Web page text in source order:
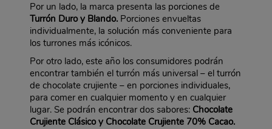
Por un lado, la marca presenta las porciones de
Turrón Duro y Blando. Porciones envueltas
individualmente, la solución más conveniente para
los turrones más icónicos.
Por otro lado, este año los consumidores podrán
encontrar también el turrón más universal – el turrón
de chocolate crujiente – en porciones individuales,
para comer en cualquier momento y en cualquier
lugar. Se podrán encontrar dos sabores: Chocolate
Crujiente Clásico y Chocolate Crujiente 70% Cacao.